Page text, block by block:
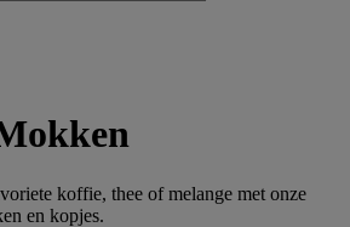
koffie, thee of melange met onze
en kopjes.